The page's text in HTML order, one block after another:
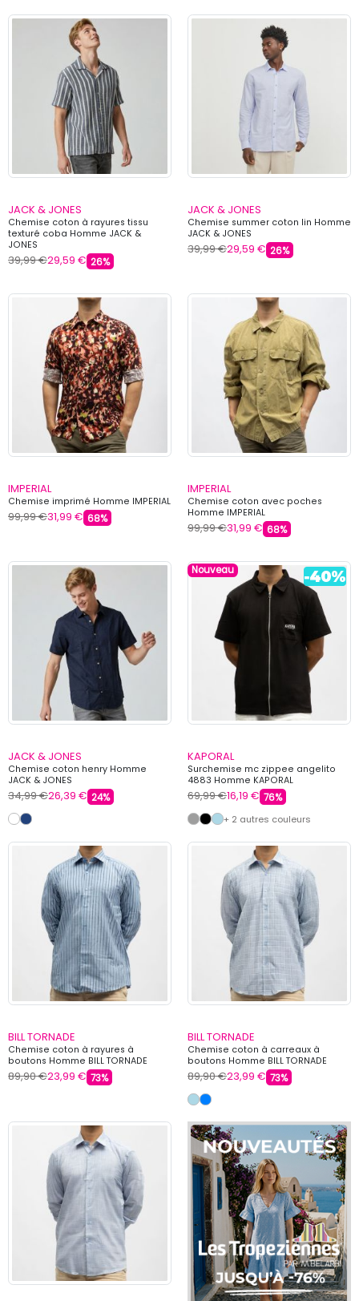
JACK & JONES
Chemise coton à rayures tissu
texturé coba Homme JACK &
JONES
39,99 €29,59 € 26%
JACK & JONES
Chemise summer coton lin Homme
JACK & JONES
39,99 €29,59 € 26%
IMPERIAL
Chemise imprimé Homme IMPERIAL
99,99 €31,99 € 68%
IMPERIAL
Chemise coton avec poches
Homme IMPERIAL
99,99 €31,99 € 68%
JACK & JONES
Chemise coton henry Homme
JACK & JONES
34,99 €26,39 € 24%
Nouveau
KAPORAL
Surchemise mc zippee angelito
4883 Homme KAPORAL
69,99 €16,19 € 76%
+ 2 autres couleurs
BILL TORNADE
Chemise coton à rayures à
boutons Homme BILL TORNADE
89,90 €23,99 € 73%
BILL TORNADE
Chemise coton à carreaux à
boutons Homme BILL TORNADE
89,90 €23,99 € 73%